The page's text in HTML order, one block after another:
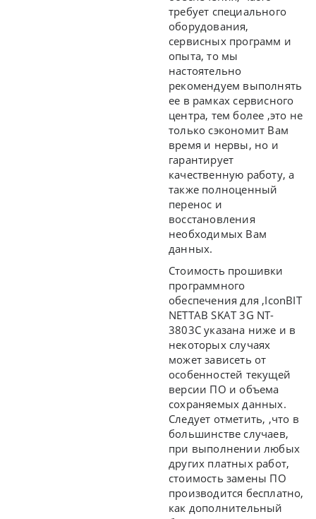
требует специального
оборудования,
сервисных программ и
опыта, то мы
настоятельно
рекомендуем выполнять
ее в рамках сервисного
центра, тем более ,это не
только сэкономит Вам
время и нервы, но и
гарантирует
качественную работу, а
также полноценный
перенос и
восстановления
необходимых Вам
данных.
Стоимость прошивки
программного
обеспечения для ,IconBIT
NETTAB SKAT 3G NT-
3803C указана ниже и в
некоторых случаях
может зависеть от
особенностей текущей
версии ПО и объема
сохраняемых данных.
Следует отметить, ,что в
большинстве случаев,
при выполнении любых
других платных работ,
стоимость замены ПО
производится бесплатно,
как дополнительный